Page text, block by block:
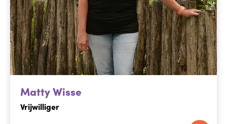
Matty Wisse
Vrijwilliger